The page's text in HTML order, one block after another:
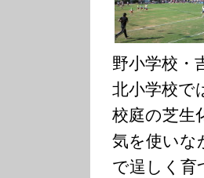
野小学校・
北小学校で
校庭の芝生
気を使いな
で逞しく育